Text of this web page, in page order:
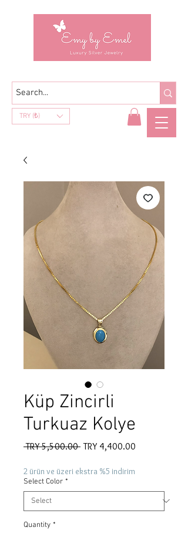
TRY (₺)
Küp Zincirli
Turkuaz Kolye
TRY 5,500.00 Regular
TRY 4,400.00
2 ürün ve üzeri ekstra %5 indirim
Select Color *
Quantity *